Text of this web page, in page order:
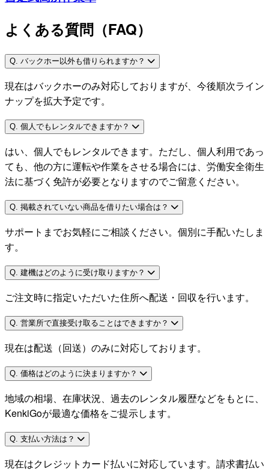
よくある質問（FAQ）
Q. バックホー以外も借りられますか？
現在はバックホーのみ対応しておりますが、今後順次ライン
ナップを拡大予定です。
Q. 個人でもレンタルできますか？
はい、個人でもレンタルできます。ただし、個人利用であっ
ても、他の方に運転や作業をさせる場合には、労働安全衛生
法に基づく免許が必要となりますのでご留意ください。
Q. 掲載されていない商品を借りたい場合は？
サポートまでお気軽にご相談ください。個別に手配いたしま
す。
Q. 建機はどのように受け取りますか？
ご注文時に指定いただいた住所へ配送・回収を行います。
Q. 営業所で直接受け取ることはできますか？
現在は配送（回送）のみに対応しております。
Q. 価格はどのように決まりますか？
地域の相場、在庫状況、過去のレンタル履歴などをもとに、
KenkiGoが最適な価格をご提示します。
Q. 支払い方法は？
現在はクレジットカード払いに対応しています。請求書払い